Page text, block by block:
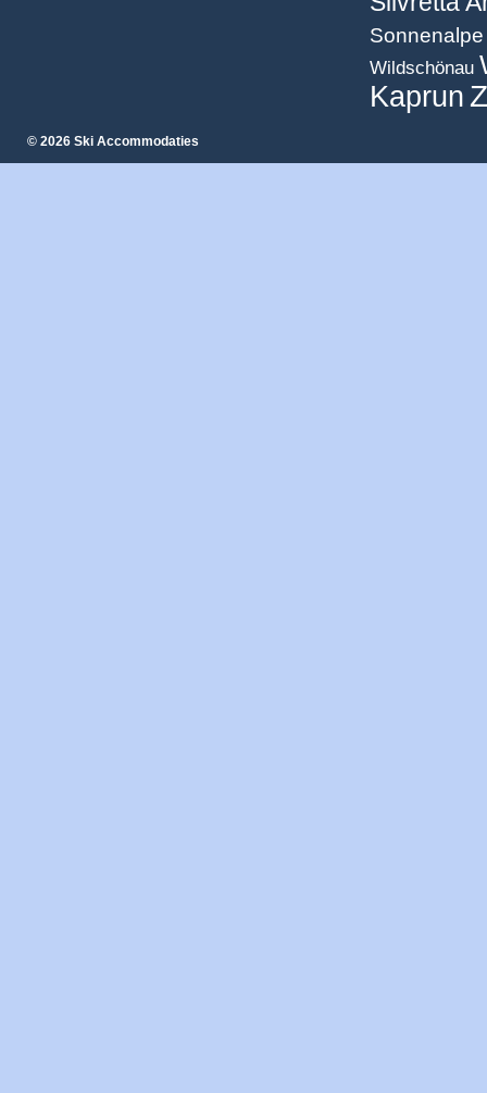
Wildschönau
Kaprun
© 2026 Ski Accommodaties